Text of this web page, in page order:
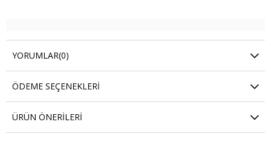
YORUMLAR(0)
ÖDEME SEÇENEKLERI
ÜRÜN ÖNERILERI